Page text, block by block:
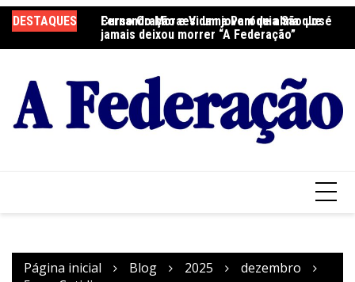
para
o
DESTAQUES
Fernando Moraes: um jovem de alma que
jamais deixou morrer “A Federação”
Curso Oração e Vida na Paróquia São José
Página inicial Blog 2025
dezembro